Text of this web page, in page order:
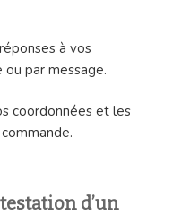
à vos
par message.
coordonnées et les
d’un